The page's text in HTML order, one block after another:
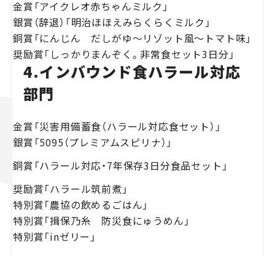
金賞「アイクレオ赤ちゃんミルク 」
銀賞（辞退）「明治ほほえみらくらくミルク 」
銅賞「にんじん だしがゆ～リゾット風～トマト味」
奨励賞「しっかりまんぞく。非常食セット3日分」
4.インバウンド食ハラール対応
部門
金賞「災害用備蓄食（ハラール対応食セット）」
銀賞「5095（プレミアムスピリナ）」
銅賞「ハラール対応・7年保存3日分食品セット」
奨励賞「ハラール筑前煮」
特別賞「農協の飲めるごはん」
特別賞「揖保乃糸 防災食にゅうめん」
特別賞「inゼリー」